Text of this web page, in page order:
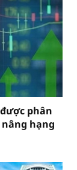
phân
hạng